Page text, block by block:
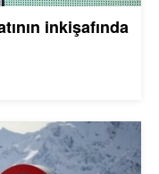
inkişafında